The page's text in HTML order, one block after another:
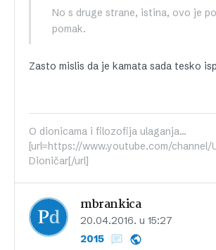
No s druge strane, istina, ovo je
pomak.
Zasto mislis da je kamata sada tesko
O dionicama i filozofija ulaganja...
[url=https://www.youtube.com/channel/
Dioničar[/url]
mbrankica
20.04.2016. u 15:27
2015